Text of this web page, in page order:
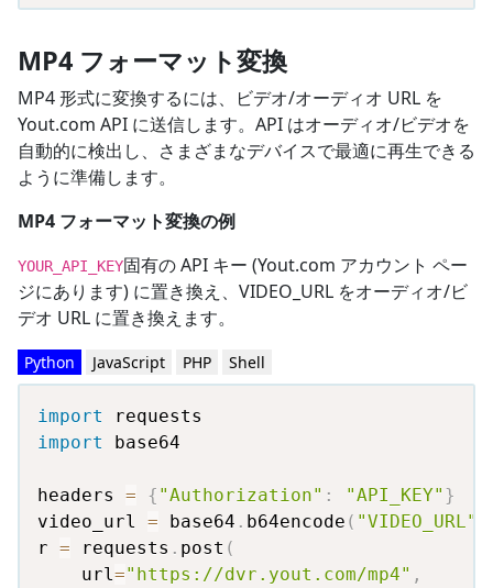
MP4 フォーマット変換
MP4 形式に変換するには、ビデオ/オーディオ URL を
Yout.com API に送信します。API はオーディオ/ビデオを
自動的に検出し、さまざまなデバイスで最適に再生できる
ように準備します。
MP4 フォーマット変換の例
YOUR_API_KEY固有の API キー (Yout.com アカウント ペー
ジにあります) に置き換え、VIDEO_URL をオーディオ/ビ
デオ URL に置き換えます。
Python JavaScript PHP Shell
import
import base64
headers = { "Authorization" : "API_KEY" }
video_url = base64 . b64encode ( "VIDEO_URL"
r = requests . post (
    url
="https://dvr.yout.com/mp4" ,